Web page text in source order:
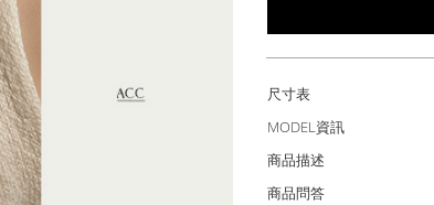
尺寸表
MODEL資訊
商品描述
商品問答